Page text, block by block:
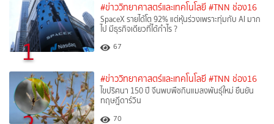
1
#ข่าววิทยาศาสตร์และเทคโนโลยี #TNN ช่อง16
SpaceX รายได้โต 92% แต่หุ้นร่วงเพราะทุ่มกับ AI มาก
ไป มีธุรกิจเดียวที่ได้กำไร ?
67
#ข่าววิทยาศาสตร์และเทคโนโลยี #TNN ช่อง16
ไขปริศนา 150 ปี จีนพบพืชกินแมลงพันธุ์ใหม่ ยืนยัน
ทฤษฎีดาร์วิน
70